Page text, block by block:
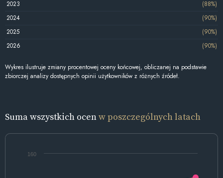
2023
(88%)
2024
(90%)
2025
(90%)
2026
(90%)
Wykres ilustruje zmiany procentowej oceny końcowej, obliczanej na podstawie
zbiorczej analizy dostępnych opinii użytkowników z różnych źródeł.
Suma wszystkich ocenw poszczególnych latach
160